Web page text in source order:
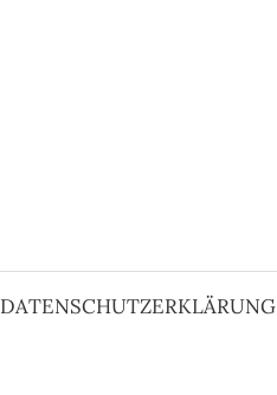
DATENSCHUTZERKLÄRUNG